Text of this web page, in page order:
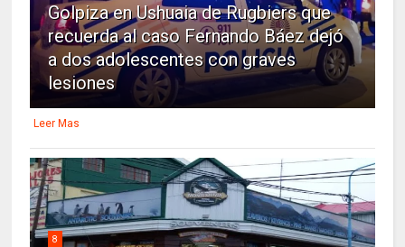
Golpiza en Ushuaia de Rugbiers que
recuerda al caso Fernando Báez dejó
a dos adolescentes con graves
lesiones
Leer Mas
8